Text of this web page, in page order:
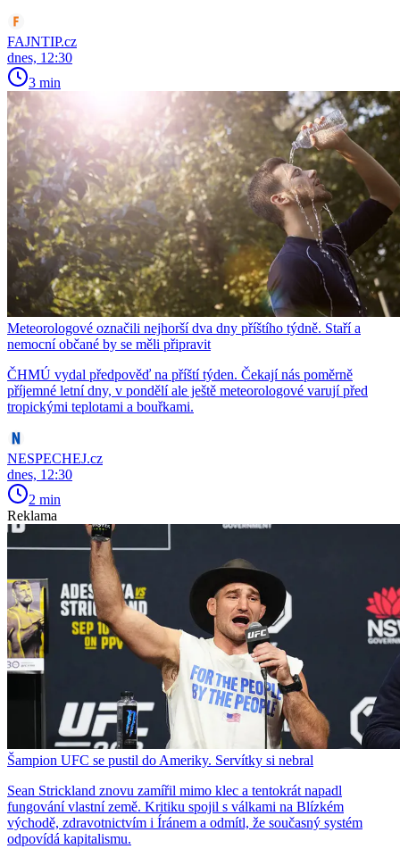
FAJNTIP.cz
dnes, 12:30
3 min
Meteorologové označili nejhorší dva dny příštího týdně. Staří a
nemocní občané by se měli připravit
ČHMÚ vydal předpověď na příští týden. Čekají nás poměrně
příjemné letní dny, v pondělí ale ještě meteorologové varují před
tropickými teplotami a bouřkami.
NESPECHEJ.cz
dnes, 12:30
2 min
Reklama
Šampion UFC se pustil do Ameriky. Servítky si nebral
Sean Strickland znovu zamířil mimo klec a tentokrát napadl
fungování vlastní země. Kritiku spojil s válkami na Blízkém
východě, zdravotnictvím i Íránem a odmítl, že současný systém
odpovídá kapitalismu.